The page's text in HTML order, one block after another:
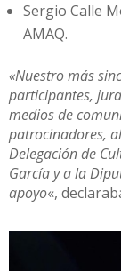
Sergio Calle
AMAQ.
«Nuestro más
participantes,
medios de
patrocinadores,
Delegación de
García y a la
apoyo«,